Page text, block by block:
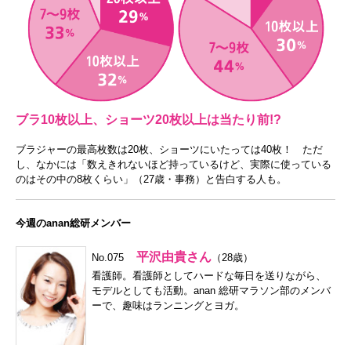
ブラ10枚以上、ショーツ20枚以上は当たり前!?
ブラジャーの最高枚数は20枚、ショーツにいたっては40枚！ ただ
し、なかには「数えきれないほど持っているけど、実際に使っている
のはその中の8枚くらい」（27歳・事務）と告白する人も。
今週のanan総研メンバー
No.075 平沢由貴さん （28歳）
看護師。看護師としてハードな毎日を送りながら、
モデルとしても活動。anan 総研マラソン部のメンバ
ーで、趣味はランニングとヨガ。